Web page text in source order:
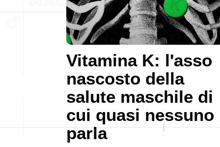
Vitamina K: l'asso
nascosto della
salute maschile di
cui quasi nessuno
parla